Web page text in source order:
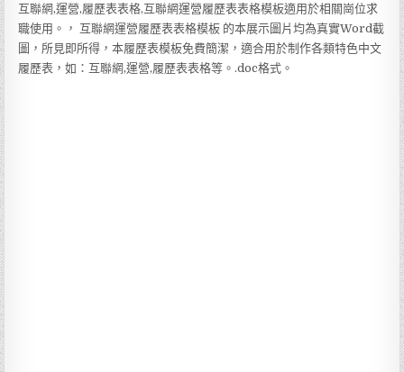
互聯網,運營,履歷表表格,互聯網運營履歷表表格模板適用於相關崗位求
職使用。， 互聯網運營履歷表表格模板 的本展示圖片均為真實Word截
圖，所見即所得，本履歷表模板免費簡潔，適合用於制作各類特色中文
履歷表，如：互聯網,運營,履歷表表格等。.doc格式。